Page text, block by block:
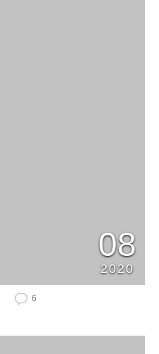
08
2020
6